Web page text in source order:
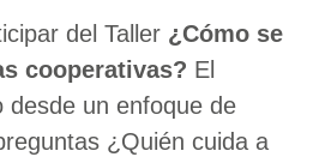
del Taller ¿Cómo se
cooperativas? El
desde un enfoque de
¿Quién cuida a